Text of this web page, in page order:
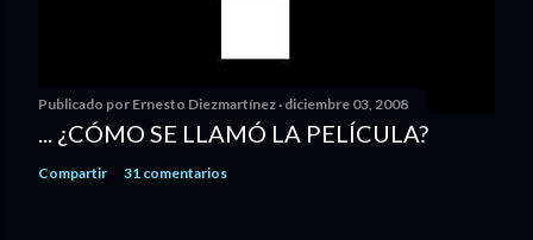
Publicado por Ernesto Diezmartínez diciembre 03, 2008
... ¿CÓMO SE LLAMÓ LA PELÍCULA?
Compartir 31 comentarios